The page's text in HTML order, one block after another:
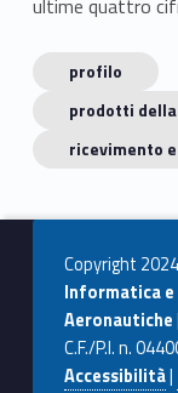
ultime quattro
profilo
prodotti
ricevimento
Copyright 2024
Informatica e
Aeronautiche|
C.F./P.I. n.
Accessibilità|